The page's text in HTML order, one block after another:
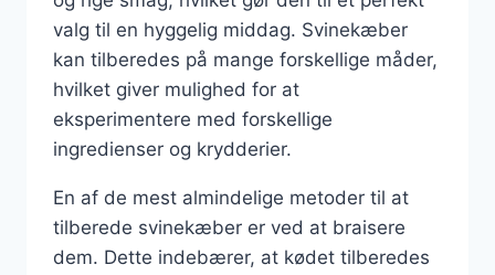
valg til en hyggelig middag. Svinekæber
kan tilberedes på mange forskellige måder,
hvilket giver mulighed for at
eksperimentere med forskellige
ingredienser og krydderier.
En af de mest almindelige metoder til at
tilberede svinekæber er ved at braisere
dem. Dette indebærer, at kødet tilberedes